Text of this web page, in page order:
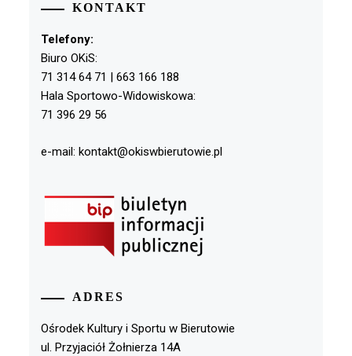
KONTAKT
Telefony:
Biuro OKiS:
71 314 64 71 | 663 166 188
Hala Sportowo-Widowiskowa:
71 396 29 56
e-mail: kontakt@okiswbierutowie.pl
ADRES
Ośrodek Kultury i Sportu w Bierutowie
ul. Przyjaciół Żołnierza 14A